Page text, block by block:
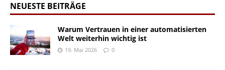
NEUESTE BEITRÄGE
Warum Vertrauen in einer automatisierten
Welt weiterhin wichtig ist
19. Mai 2026 0